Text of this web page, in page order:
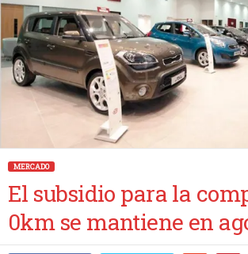
MERCADO
El subsidio para la
0km se mantiene en